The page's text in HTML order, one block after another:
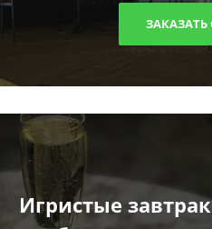
Игристые